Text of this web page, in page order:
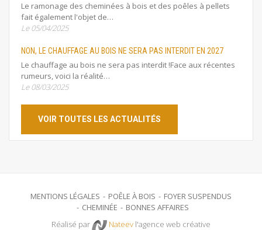
Le ramonage des cheminées à bois et des poêles à pellets
fait également l'objet de…
Le 05/04/2025
NON, LE CHAUFFAGE AU BOIS NE SERA PAS INTERDIT EN 2027
Le chauffage au bois ne sera pas interdit !Face aux récentes
rumeurs, voici la réalité…
Le 08/03/2025
VOIR TOUTES LES ACTUALITÉS
MENTIONS LÉGALES POÊLE À BOIS
FOYER SUSPENDUS
CHEMINÉE
BONNES AFFAIRES
Réalisé par
Nateev l'agence web créative